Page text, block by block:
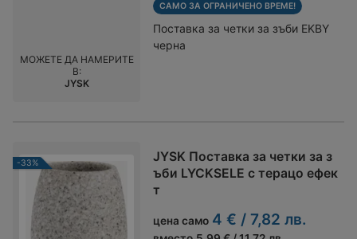
САМО ЗА ОГРАНИЧЕНО ВРЕМЕ!
Поставка за четки за зъби EKBY
черна
МОЖЕТЕ ДА НАМЕРИТЕ
В:
JYSK
-33%
JYSK Поставка за четки за з
ъби LYCKSELE с терацо ефек
т
цена само 4 € / 7,82 лв.